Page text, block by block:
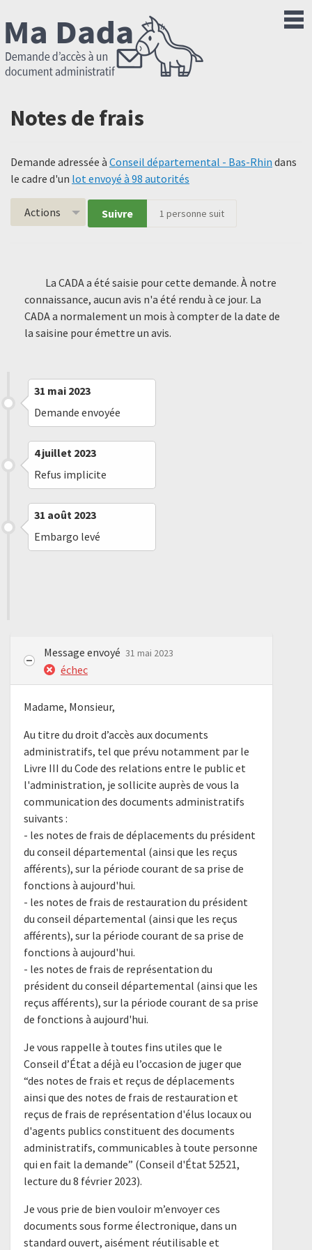
Notes de frais
Demande adressée à Conseil départemental - Bas-Rhin dans
le cadre d'un lot envoyé à 98 autorités
Actions Suivre 1 personne suit
La CADA a été saisie pour cette demande. À notre
connaissance, aucun avis n'a été rendu à ce jour. La
CADA a normalement un mois à compter de la date de
la saisine pour émettre un avis.
31 mai 2023
Demande envoyée
4 juillet 2023
Refus implicite
31 août 2023
Embargo levé
Message envoyé 31 mai 2023
échec
Madame, Monsieur,
Au titre du droit d’accès aux documents
administratifs, tel que prévu notamment par le
Livre III du Code des relations entre le public et
l'administration, je sollicite auprès de vous la
communication des documents administratifs
suivants :
- les notes de frais de déplacements du président
du conseil départemental (ainsi que les reçus
afférents), sur la période courant de sa prise de
fonctions à aujourd'hui.
- les notes de frais de restauration du président
du conseil départemental (ainsi que les reçus
afférents), sur la période courant de sa prise de
fonctions à aujourd'hui.
- les notes de frais de représentation du
président du conseil départemental (ainsi que les
reçus afférents), sur la période courant de sa prise
de fonctions à aujourd'hui.
Je vous rappelle à toutes fins utiles que le
Conseil d’État a déjà eu l’occasion de juger que
“des notes de frais et reçus de déplacements
ainsi que des notes de frais de restauration et
reçus de frais de représentation d'élus locaux ou
d'agents publics constituent des documents
administratifs, communicables à toute personne
qui en fait la demande” (Conseil d'État 52521,
lecture du 8 février 2023).
Je vous prie de bien vouloir m’envoyer ces
documents sous forme électronique, dans un
standard ouvert, aisément réutilisable et